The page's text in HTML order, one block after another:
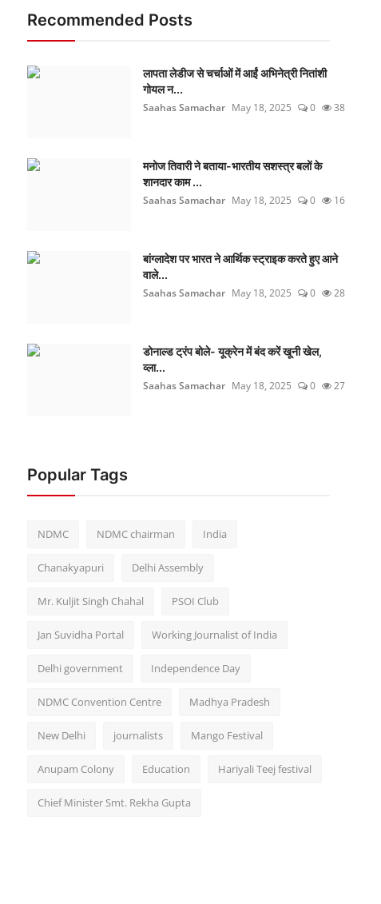
Recommended Posts
लापता लेडीज से चर्चाओं में आईं अभिनेत्री नितांशी
गोयल न...
Saahas Samachar May 18, 2025 0 38
मनोज तिवारी ने बताया-भारतीय सशस्त्र बलों के
शानदार काम ...
Saahas Samachar May 18, 2025 0 16
बांग्लादेश पर भारत ने आर्थिक स्ट्राइक करते हुए आने
वाले...
Saahas Samachar May 18, 2025 0 28
डोनाल्ड ट्रंप बोले- यूक्रेन में बंद करें खूनी खेल,
व्ला...
Saahas Samachar May 18, 2025 0 27
Popular Tags
NDMC NDMC chairman India
Chanakyapuri Delhi Assembly
Mr. Kuljit Singh Chahal PSOI Club
Jan Suvidha Portal Working Journalist of India
Delhi government Independence Day
NDMC Convention Centre Madhya Pradesh
New Delhi journalists Mango Festival
Anupam Colony Education Hariyali Teej festival
Chief Minister Smt. Rekha Gupta